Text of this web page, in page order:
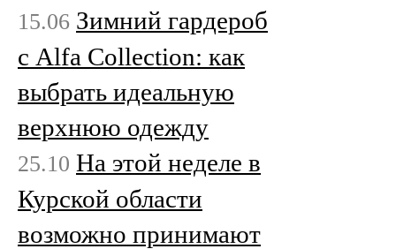
15.06 Зимний гардероб
с Alfa Collection: как
выбрать идеальную
верхнюю одежду
25.10 На этой неделе в
Курской области
возможно принимают